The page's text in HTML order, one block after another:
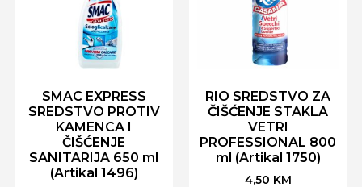
SMAC EXPRESS
SREDSTVO PROTIV
KAMENCA I
ČIŠĆENJE
SANITARIJA 650 ml
(Artikal 1496)
RIO SREDSTVO ZA
ČIŠĆENJE STAKLA
VETRI
PROFESSIONAL 800
ml (Artikal 1750)
4,50 KM